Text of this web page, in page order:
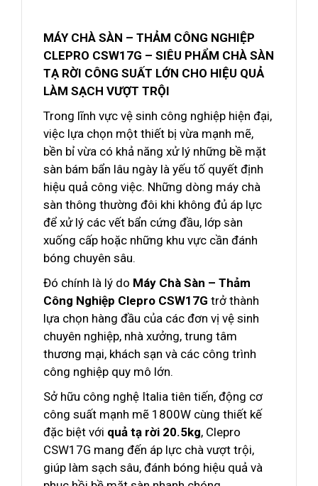
MÁY CHÀ SÀN – THẢM CÔNG NGHIỆP
CLEPRO CSW17G – SIÊU PHẨM CHÀ SÀN
TẠ RỜI CÔNG SUẤT LỚN CHO HIỆU QUẢ
LÀM SẠCH VƯỢT TRỘI
Trong lĩnh vực vệ sinh công nghiệp hiện đại,
việc lựa chọn một thiết bị vừa mạnh mẽ,
bền bỉ vừa có khả năng xử lý những bề mặt
sàn bám bẩn lâu ngày là yếu tố quyết định
hiệu quả công việc. Những dòng máy chà
sàn thông thường đôi khi không đủ áp lực
để xử lý các vết bẩn cứng đầu, lớp sàn
xuống cấp hoặc những khu vực cần đánh
bóng chuyên sâu.
Đó chính là lý do Máy Chà Sàn – Thảm
Công Nghiệp Clepro CSW17G trở thành
lựa chọn hàng đầu của các đơn vị vệ sinh
chuyên nghiệp, nhà xưởng, trung tâm
thương mại, khách sạn và các công trình
công nghiệp quy mô lớn.
Sở hữu công nghệ Italia tiên tiến, động cơ
công suất mạnh mẽ 1800W cùng thiết kế
đặc biệt với quả tạ rời 20.5kg, Clepro
CSW17G mang đến áp lực chà vượt trội,
giúp làm sạch sâu, đánh bóng hiệu quả và